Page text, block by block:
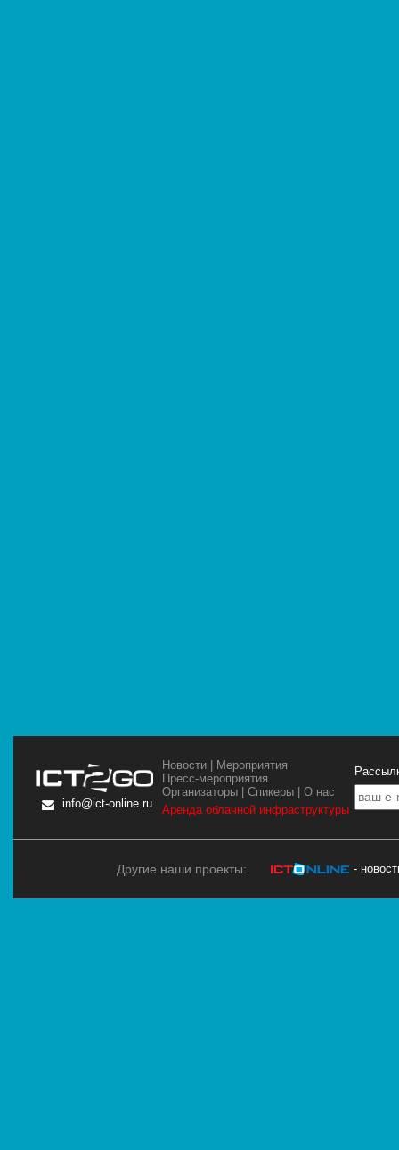
info@ict-online.ru
Новости | Мероприятия
Пресс-мероприятия
Организаторы |Спикеры |О нас
Аренда облачной инфраструктуры
Другие наши проекты: -